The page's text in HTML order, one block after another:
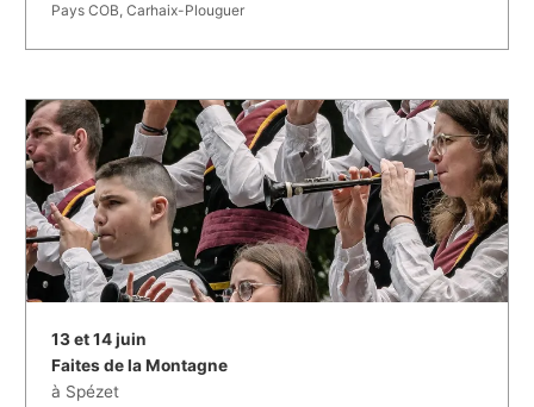
Pays COB, Carhaix-Plouguer
13 et 14 juin
Faites de la Montagne
à Spézet